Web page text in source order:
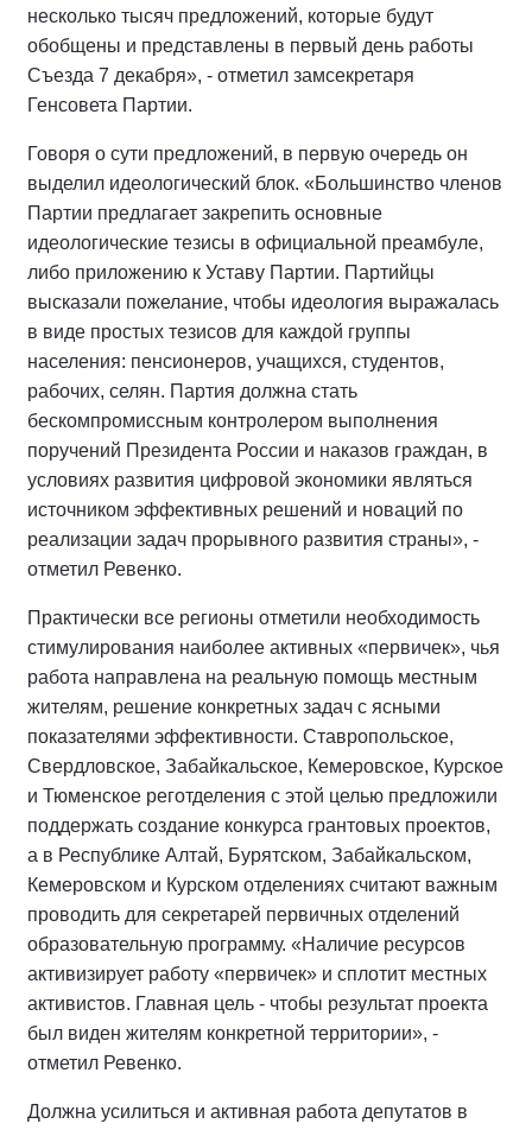
несколько тысяч предложений, которые будут
обобщены и представлены в первый день работы
Съезда 7 декабря», - отметил замсекретаря
Генсовета Партии.
Говоря о сути предложений, в первую очередь он
выделил идеологический блок. «Большинство членов
Партии предлагает закрепить основные
идеологические тезисы в официальной преамбуле,
либо приложению к Уставу Партии. Партийцы
высказали пожелание, чтобы идеология выражалась
в виде простых тезисов для каждой группы
населения: пенсионеров, учащихся, студентов,
рабочих, селян. Партия должна стать
бескомпромиссным контролером выполнения
поручений Президента России и наказов граждан, в
условиях развития цифровой экономики являться
источником эффективных решений и новаций по
реализации задач прорывного развития страны», -
отметил Ревенко.
Практически все регионы отметили необходимость
стимулирования наиболее активных «первичек», чья
работа направлена на реальную помощь местным
жителям, решение конкретных задач с ясными
показателями эффективности. Ставропольское,
Свердловское, Забайкальское, Кемеровское, Курское
и Тюменское реготделения с этой целью предложили
поддержать создание конкурса грантовых проектов,
а в Республике Алтай, Бурятском, Забайкальском,
Кемеровском и Курском отделениях считают важным
проводить для секретарей первичных отделений
образовательную программу. «Наличие ресурсов
активизирует работу «первичек» и сплотит местных
активистов. Главная цель - чтобы результат проекта
был виден жителям конкретной территории», -
отметил Ревенко.
Должна усилиться и активная работа депутатов в